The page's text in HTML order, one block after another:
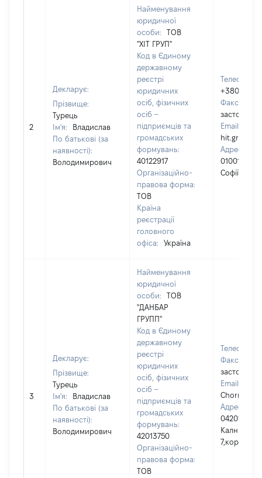
2
Декларує:
Прізвище:
Турець
Ім'я:
Владислав
По батькові (за
наявності):
Володимирович
Найменування
юридичної
особи:
ТОВ
"ХІТ ГРУП"
Код в Єдиному
державному
реєстрі
юридичних
осіб, фізичних
осіб –
підприємців та
громадських
формувань:
40122917
Організаційно-
правова форма:
ТОВ
Країна
реєстрації
головного
офіса:
Україна
Телефон:
Факс:
Email:
Адреса
01001,м.
3
Декларує:
Прізвище:
Турець
Ім'я:
Владислав
По батькові (за
наявності):
Володимирович
Найменування
юридичної
особи:
ТОВ
"ДАНБАР
ГРУПП"
Код в Єдиному
державному
реєстрі
юридичних
осіб, фізичних
осіб –
підприємців та
громадських
формувань:
42013750
Організаційно-
правова форма:
ТОВ
Телефон:
Факс:
Email:
Адреса
04201.
7,корп.6,